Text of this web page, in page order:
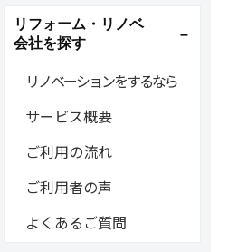
リフォーム・リノベ
会社を探す
リノベーションをするなら
サービス概要
ご利用の流れ
ご利用者の声
よくあるご質問